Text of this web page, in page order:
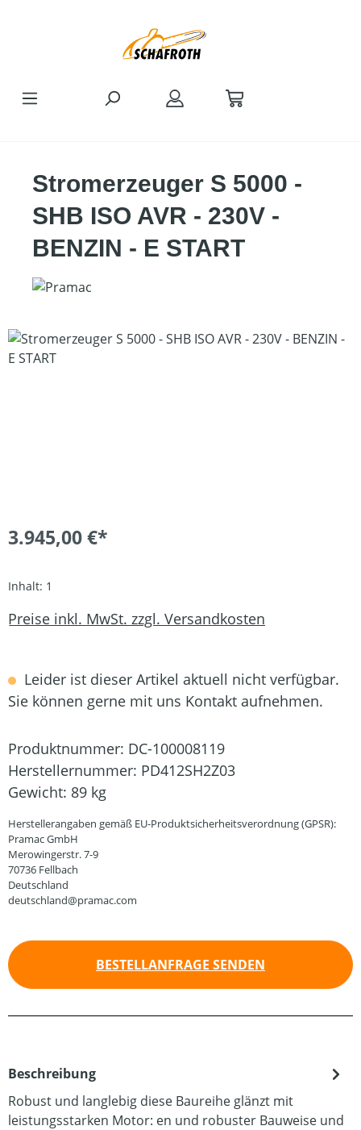
Stromerzeuger S 5000 -
SHB ISO AVR - 230V -
BENZIN - E START
Bildergalerie überspringen
3.945,00 €*
Inhalt: 1
Preise inkl. MwSt. zzgl. Versandkosten
Leider ist dieser Artikel aktuell nicht verfügbar.
Sie können gerne mit uns Kontakt aufnehmen.
Produktnummer: DC-100008119
Herstellernummer: PD412SH2Z03
Gewicht: 89 kg
Herstellerangaben gemäß EU-Produktsicherheitsverordnung (GPSR):
Pramac GmbH
Merowingerstr. 7-9
70736 Fellbach
Deutschland
deutschland@pramac.com
BESTELLANFRAGE SENDEN
Beschreibung
Robust und langlebig diese Baureihe glänzt mit
leistungsstarken Motor: en und robuster Bauweise und